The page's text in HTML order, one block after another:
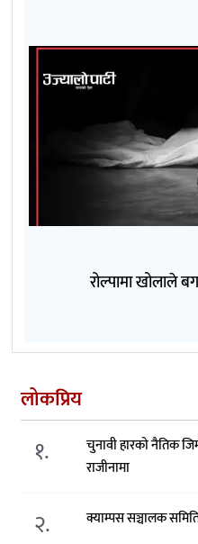
रोल्पामा खोलाले
लोकप्रिय
१.
चुनावी हारको नैतिक
राजीनामा
२. क्याम्पस सञ्चालक